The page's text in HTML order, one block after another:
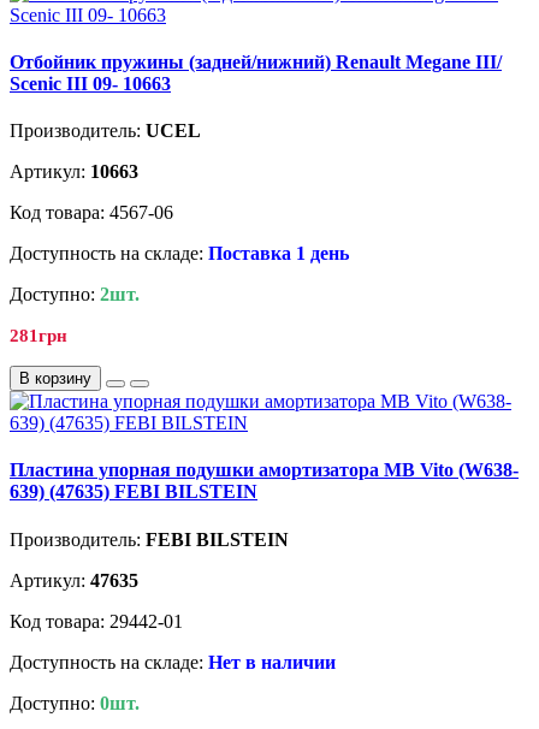
Отбойник пружины (задней/нижний) Renault Megane III/
Scenic III 09- 10663
Производитель: UCEL
Артикул: 10663
Код товара: 4567-06
Доступность на складе: Поставка 1 день
Доступно: 2шт.
281грн
В корзину
Пластина упорная подушки амортизатора MB Vito (W638-
639) (47635) FEBI BILSTEIN
Производитель: FEBI BILSTEIN
Артикул: 47635
Код товара: 29442-01
Доступность на складе: Нет в наличии
Доступно: 0шт.